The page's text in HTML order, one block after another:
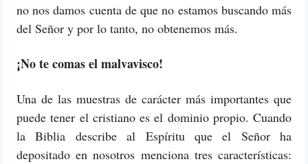
no nos damos cuenta de que no estamos buscando más
del Señor y por lo tanto, no obtenemos más.
¡No te comas el malvavisco!
Una de las muestras de carácter más importantes que
puede tener el cristiano es el dominio propio. Cuando
la Biblia describe al Espíritu que el Señor ha
depositado en nosotros menciona tres características: